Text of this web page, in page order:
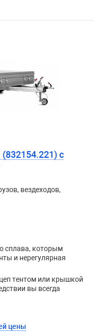
с
вездеходов,
сплава, которым
и нерегулярная
тентом или крышкой
вы всегда
цены